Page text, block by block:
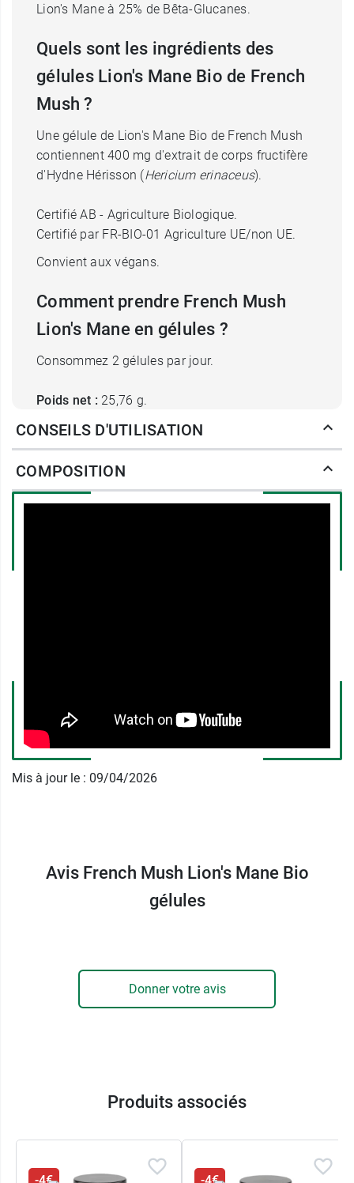
Lion's Mane à 25% de Bêta-Glucanes.
Quels sont les ingrédients des
gélules Lion's Mane Bio de French
Mush ?
Une gélule de Lion's Mane Bio de French Mush
contiennent 400 mg d'extrait de corps fructifère
d'Hydne Hérisson (Hericium erinaceus).
Certifié AB - Agriculture Biologique.
Certifié par FR-BIO-01 Agriculture UE/non UE.
Convient aux végans.
Comment prendre French Mush
Lion's Mane en gélules ?
Consommez 2 gélules par jour.
Poids net : 25,76 g.
Conditionnement :56 gélules (400 mg d'extrait).
Fabricant
CONSEILS D'UTILISATION
COMPOSITION
Mis à jour le : 09/04/2026
Avis French Mush Lion's Mane Bio
gélules
Donner votre avis
Produits associés
-4€ -4€